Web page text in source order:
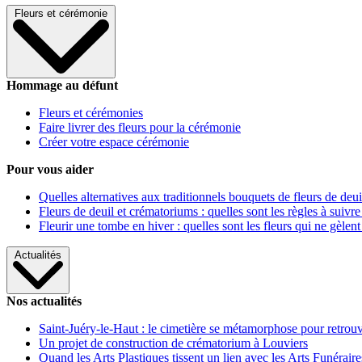
Fleurs et cérémonie
Hommage au défunt
Fleurs et cérémonies
Faire livrer des fleurs pour la cérémonie
Créer votre espace cérémonie
Pour vous aider
Quelles alternatives aux traditionnels bouquets de fleurs de
Fleurs de deuil et crématoriums : quelles sont les règles à
Fleurir une tombe en hiver : quelles sont les fleurs qui ne gèlent
Actualités
Nos actualités
Saint-Juéry-le-Haut : le cimetière se métamorphose pour
Un projet de construction de crématorium à Louviers
Quand les Arts Plastiques tissent un lien avec les Arts